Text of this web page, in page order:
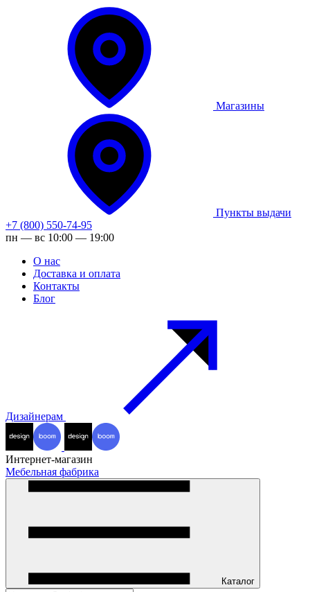
Магазины
Пункты выдачи
+7 (800) 550-74-95
пн — вс 10:00 — 19:00
О нас
Доставка и оплата
Контакты
Блог
Дизайнерам
Интернет-магазин
Мебельная фабрика
Каталог